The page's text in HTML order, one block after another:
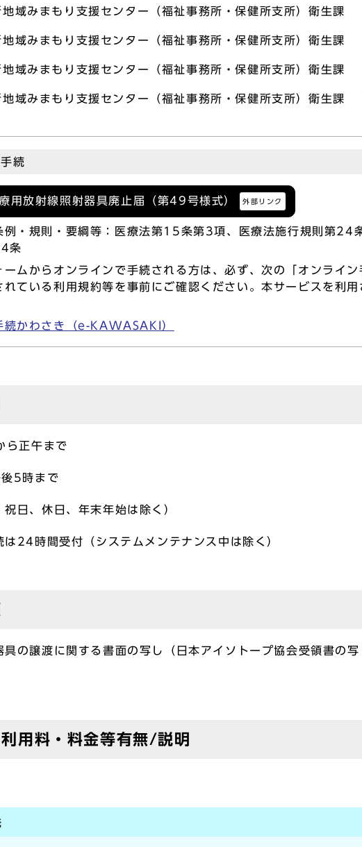
地域みまもり支援センター（福祉事務所・保健所支所）衛
地域みまもり支援センター（福祉事務所・保健所支所）衛
地域みまもり支援センター（福祉事務所・保健所支所）衛
地域みまもり支援センター（福祉事務所・保健所支所）衛
続
用放射線照射器具廃止届（第49号様式） 外部リンク
例・規則・要綱等：医療法第15条第3項、医療法施行規則第
条
ームからオンラインで手続される方は、必ず、次の「オンライ
れている利用規約等を事前にご確認ください。本サービスを利
続かわさき（e-KAWASAKI）
ら正午まで
5時まで
祝日、休日、年末年始は除く）
は24時間受付（システムメンテナンス中は除く）
具の譲渡に関する書面の写し（日本アイソトープ協会受領書の
用料・料金等有無/説明